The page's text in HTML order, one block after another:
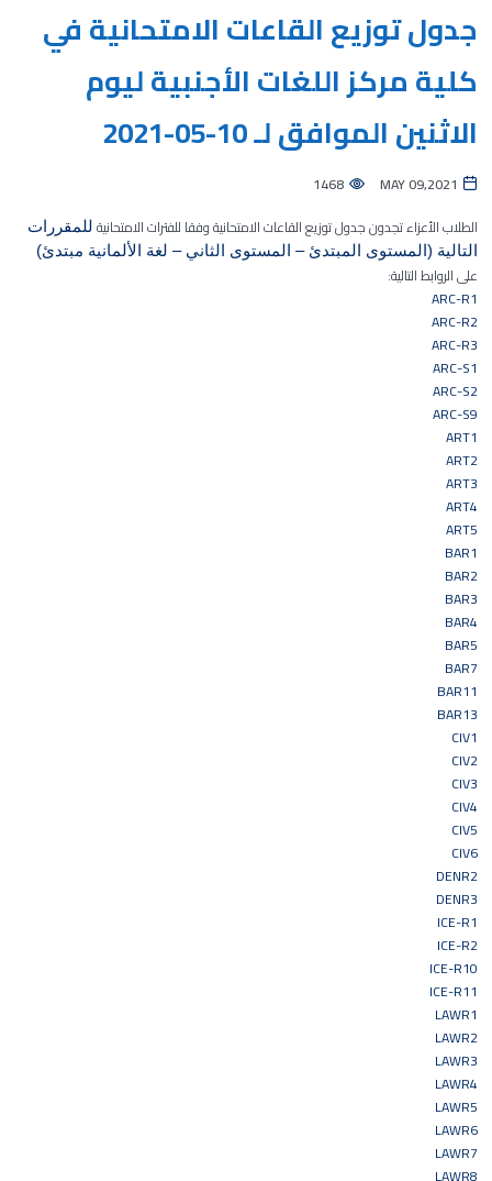
جدول توزيع القاعات الامتحانية في
كلية مركز اللغات الأجنبية ليوم
الاثنين الموافق لـ 10-05-2021
MAY 09,2021
1468
الطلاب الأعزاء تجدون جدول توزيع القاعات الامتحانية وفقا للفترات الامتحانية للمقررات
التالية (المستوى المبتدئ – المستوى الثاني – لغة الألمانية مبتدئ)
على الروابط التالية:
ARC-R1
ARC-R2
ARC-R3
ARC-S1
ARC-S2
ARC-S9
ART1
ART2
ART3
ART4
ART5
BAR1
BAR2
BAR3
BAR4
BAR5
BAR7
BAR11
BAR13
CIV1
CIV2
CIV3
CIV4
CIV5
CIV6
DENR2
DENR3
ICE-R1
ICE-R2
ICE-R10
ICE-R11
LAWR1
LAWR2
LAWR3
LAWR4
LAWR5
LAWR6
LAWR7